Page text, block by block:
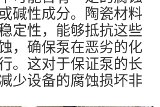
碱性成分。陶瓷材料
定性，能够抵抗这些
，确保泵在恶劣的化
。这对于保证泵的长
少设备的腐蚀损坏非